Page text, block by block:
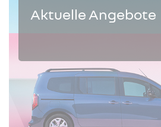
Aktuelle Angebote